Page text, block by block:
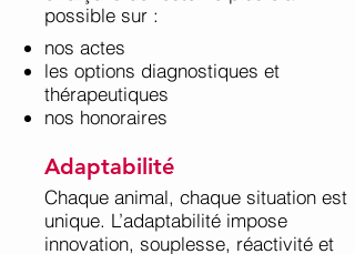
possible sur :
nos actes
les options diagnostiques et
thérapeutiques
nos honoraires
Adaptabilité
Chaque animal, chaque situation est
unique. L’adaptabilité impose
innovation, souplesse, réactivité et